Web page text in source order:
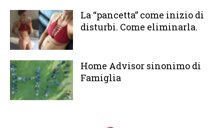
La “pancetta” come inizio di
disturbi. Come eliminarla.
Home Advisor sinonimo di
Famiglia